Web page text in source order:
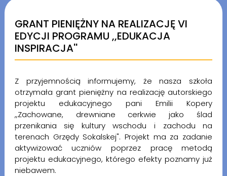
GRANT PIENIĘŻNY NA REALIZACJĘ VI
EDYCJI PROGRAMU ,,EDUKACJA
INSPIRACJA''
Z przyjemnością informujemy, że nasza szkoła
otrzymała grant pieniężny na realizację autorskiego
projektu edukacyjnego pani Emilii Kopery
,,Zachowane, drewniane cerkwie jako ślad
przenikania się kultury wschodu i zachodu na
terenach Grzędy Sokalskej". Projekt ma za zadanie
aktywizować uczniów poprzez pracę metodą
projektu edukacyjnego, którego efekty poznamy już
niebawem.